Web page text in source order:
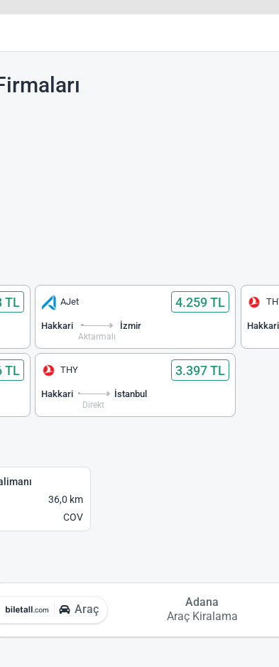
TL AJet 4.259 TL
Hakkari
Aktarmalı
İzmir Hakkari
TL THY 3.397 TL
Hakkari
Direkt
İstanbul
36,0 km
COV
Araç
Adana
Araç Kiralama